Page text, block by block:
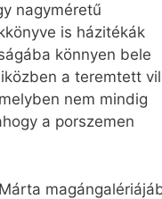
nagyméretű
is házitékák
könnyen bele
a teremtett
nem mindig
a porszemen